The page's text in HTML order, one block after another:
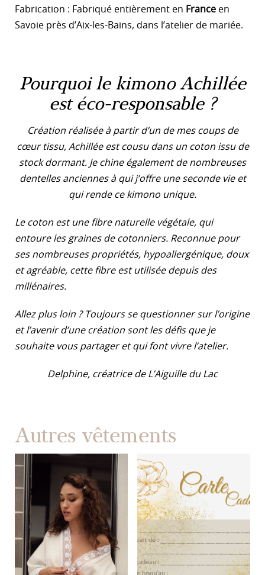
Fabrication : Fabriqué entièrement en France en
Savoie près d’Aix-les-Bains, dans l’atelier de mariée.
Pourquoi le kimono Achillée
est éco-responsable ?
Création réalisée à partir d’un de mes coups de
cœur tissu, Achillée est cousu dans un coton issu de
stock dormant. Je chine également de nombreuses
dentelles anciennes à qui j’offre une seconde vie et
qui rende ce kimono unique.
Le coton est une fibre naturelle végétale, qui
entoure les graines de cotonniers. Reconnue pour
ses nombreuses propriétés, hypoallergénique, doux
et agréable, cette fibre est utilisée depuis des
millénaires.
Allez plus loin ? Toujours se questionner sur l’origine
et l’avenir d’une création sont les défis que je
souhaite vous partager et qui font vivre l’atelier.
Delphine, créatrice de L’Aiguille du Lac
Autres vêtements